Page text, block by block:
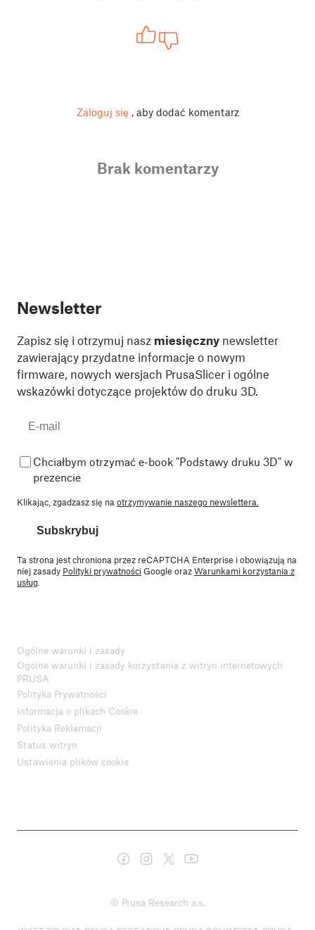
Zaloguj się , aby dodać komentarz
Brak komentarzy
Newsletter
Zapisz się i otrzymuj nasz miesięczny newsletter
zawierający przydatne informacje o nowym
firmware, nowych wersjach PrusaSlicer i ogólne
wskazówki dotyczące projektów do druku 3D.
Chciałbym otrzymać e-book "Podstawy druku 3D" w
prezencie
Klikając, zgadzasz się na otrzymywanie naszego newslettera.
Subskrybuj
Ta strona jest chroniona przez reCAPTCHA Enterprise i obowiązują na
niej zasady Polityki prywatnościGoogle orazWarunkami korzystania z
usług
Ogólne warunki i zasady
Ogólne warunki i zasady korzystania z witryn internetowych
PRUSA
Polityka Prywatności
Informacja o plikach Cookie
Polityka Reklamacji
Status witryn
Ustawienia plików cookie
© Prusa Research a.s.